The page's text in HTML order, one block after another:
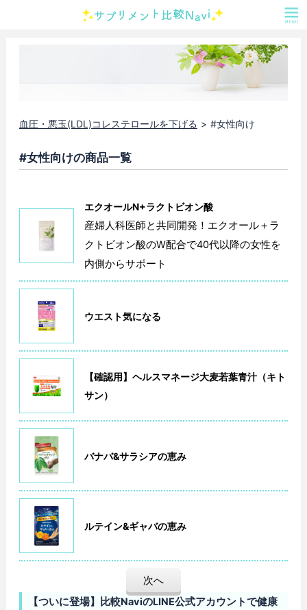
血圧・悪玉(LDL)コレステロールを下げる #女性向け
#女性向けの商品一覧
エクオールN+ラクトビオン酸
産婦人科医師と共同開発！エクオール＋ラ
クトビオン酸のW配合で40代以降の女性を
内側からサポート
ウエスト気になる
【確認用】ヘルスマネージ大麦若葉青汁（キト
サン）
バナバ&サラシアの恵み
ルテイン&ギャバの恵み
次へ
【ついに登場】比較NaviのLINE公式アカウントで健康